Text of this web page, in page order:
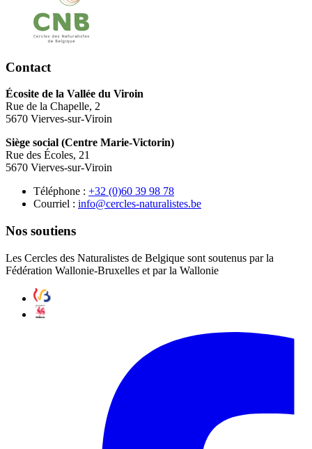
Contact
Écosite de la Vallée du Viroin
Rue de la Chapelle, 2
5670 Vierves-sur-Viroin
Siège social (Centre Marie-Victorin)
Rue des Écoles, 21
5670 Vierves-sur-Viroin
Téléphone : 87 89 93 06(0) 23+
Courriel : eb.setsilarutan-selcrec@ofni
Nos soutiens
Les Cercles des Naturalistes de Belgique sont soutenus par la
Fédération Wallonie-Bruxelles et par la Wallonie